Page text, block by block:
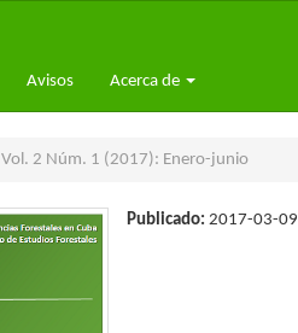
Avisos Acerca de
Vol. 2 Núm. 1 (2017): Enero-junio
Publicado:2017-03-09